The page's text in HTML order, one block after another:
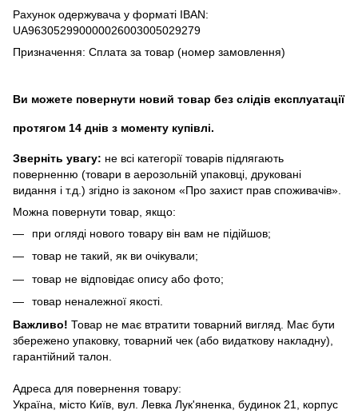
Рахунок одержувача у форматі IBAN:
UA963052990000026003005029279
Призначення: Сплата за товар (номер замовлення)
Ви можете повернути новий товар без слідів експлуатації
протягом 14 днів з моменту купівлі.
Зверніть увагу: не всі категорії товарів підлягають
поверненню (товари в аерозольній упаковці, друковані
видання і т.д.) згідно із законом «Про захист прав споживачів».
Можна повернути товар, якщо:
при огляді нового товару він вам не підійшов;
товар не такий, як ви очікували;
товар не відповідає опису або фото;
товар неналежної якості.
Важливо! Товар не має втратити товарний вигляд. Має бути
збережено упаковку, товарний чек (або видаткову накладну),
гарантійний талон.
Адреса для повернення товару:
Україна, місто Київ, вул. Левка Лук'яненка, будинок 21, корпус